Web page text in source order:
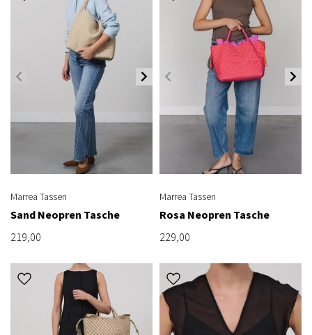
Marrea Tassen
Sand Neopren Tasche
219,00
Marrea Tassen
Rosa Neopren Tasche
229,00